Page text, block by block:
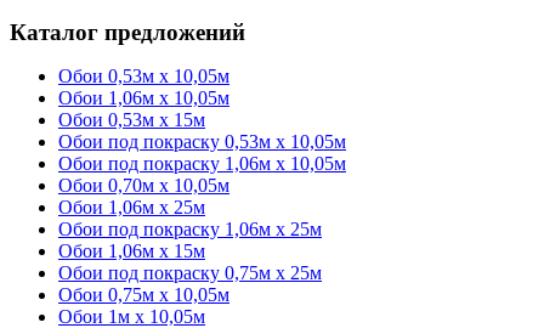
Каталог предложений
Обои 0,53м x 10,05м
Обои 1,06м х 10,05м
Обои 0,53м x 15м
Обои под покраску 0,53м x 10,05м
Обои под покраску 1,06м х 10,05м
Обои 0,70м x 10,05м
Обои 1,06м x 25м
Обои под покраску 1,06м x 25м
Обои 1,06м x 15м
Обои под покраску 0,75м x 25м
Обои 0,75м x 10,05м
Обои 1м х 10,05м